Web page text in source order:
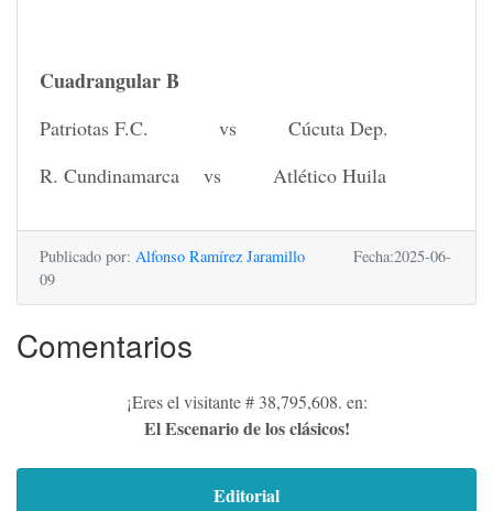
Cuadrangular B
Patriotas F.C. vs Cúcuta Dep.
R. Cundinamarca vs Atlético Huila
Publicado por: Alfonso Ramírez Jaramillo Fecha:2025-06-
09
Comentarios
¡Eres el visitante # 38,795,608. en:
El Escenario de los clásicos!
Editorial